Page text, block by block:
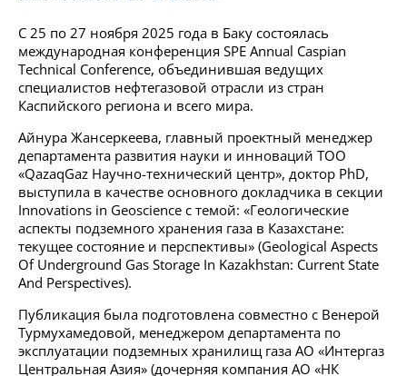
С 25 по 27 ноября 2025 года в Баку состоялась
международная конференция SPE Annual Caspian
Technical Conference, объединившая ведущих
специалистов нефтегазовой отрасли из стран
Каспийского региона и всего мира.
Айнура Жансеркеева, главный проектный менеджер
департамента развития науки и инноваций ТОО
«QazaqGaz Научно-технический центр», доктор PhD,
выступила в качестве основного докладчика в секции
Innovations in Geoscience с темой: «Геологические
аспекты подземного хранения газа в Казахстане:
текущее состояние и перспективы» (Geological Aspects
Of Underground Gas Storage In Kazakhstan: Current State
And Perspectives).
Публикация была подготовлена совместно с Венерой
Турмухамедовой, менеджером департамента по
эксплуатации подземных хранилищ газа АО «Интергаз
Центральная Азия» (дочерняя компания АО «НК